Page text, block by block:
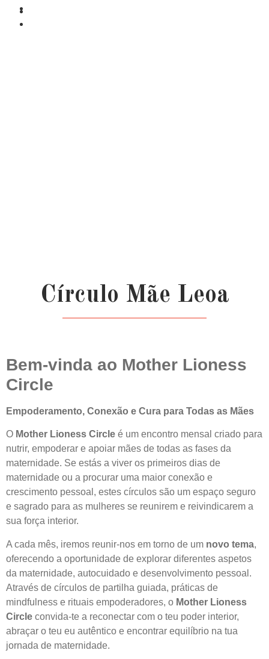
Círculo Mãe Leoa
Bem-vinda ao Mother Lioness
Circle
Empoderamento, Conexão e Cura para Todas as Mães
O Mother Lioness Circle é um encontro mensal criado para
nutrir, empoderar e apoiar mães de todas as fases da
maternidade. Se estás a viver os primeiros dias de
maternidade ou a procurar uma maior conexão e
crescimento pessoal, estes círculos são um espaço seguro
e sagrado para as mulheres se reunirem e reivindicarem a
sua força interior.
A cada mês, iremos reunir-nos em torno de um novo tema,
oferecendo a oportunidade de explorar diferentes aspetos
da maternidade, autocuidado e desenvolvimento pessoal.
Através de círculos de partilha guiada, práticas de
mindfulness e rituais empoderadores, o Mother Lioness
Circle convida-te a reconectar com o teu poder interior,
abraçar o teu eu autêntico e encontrar equilíbrio na tua
jornada de maternidade.